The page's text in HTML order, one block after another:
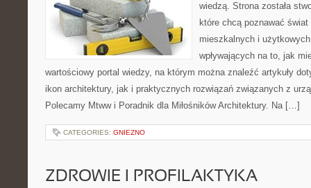
wiedzą. Strona została
które chcą poznawać
mieszkalnych i
wpływających na to, jak
wartościowy portal wiedzy, na którym można znaleźć artykuły
ikon architektury, jak i praktycznych rozwiązań związanych z
Polecamy Mtww i Poradnik dla Miłośników Architektury. Na […]
CATEGORIES: GNIEZNO
ZDROWIE I PROFILAKTYKA